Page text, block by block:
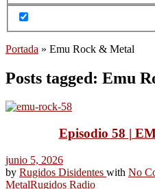
Portada » Emu Rock & Metal
Posts tagged: Emu
Episodio 58 |
junio 5, 2026
by Rugidos Disidentes with No
MetalRugidos Radio